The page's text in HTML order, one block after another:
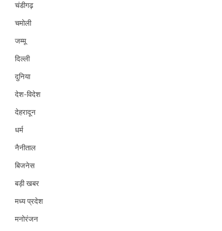
चंडीगढ़
चमोली
जम्मू
दिल्ली
दुनिया
देश-विदेश
देहरादून
धर्म
नैनीताल
बिजनेस
बड़ी खबर
मध्य प्रदेश
मनोरंजन